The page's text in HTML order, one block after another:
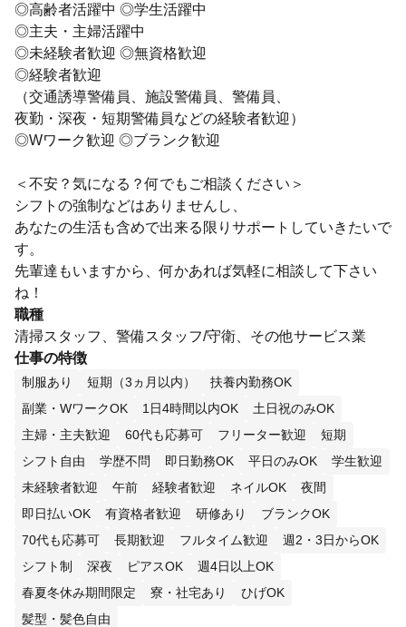
◎高齢者活躍中 ◎学生活躍中
◎主夫・主婦活躍中
◎未経験者歓迎 ◎無資格歓迎
◎経験者歓迎
（交通誘導警備員、施設警備員、警備員、
夜勤・深夜・短期警備員などの経験者歓迎）
◎Wワーク歓迎 ◎ブランク歓迎
＜不安？気になる？何でもご相談ください＞
シフトの強制などはありませんし、
あなたの生活も含めで出来る限りサポートしていきたいで
す。
先輩達もいますから、何かあれば気軽に相談して下さい
ね！
職種
清掃スタッフ、警備スタッフ/守衛、その他サービス業
仕事の特徴
制服あり 短期（3ヵ月以内）
扶養内勤務OK
副業・WワークOK
1日4時間以内OK
土日祝のみOK
主婦・主夫歓迎
60代も応募可 フリーター歓迎
短期
シフト自由
学歴不問 即日勤務OK 平日のみOK
学生歓迎
未経験者歓迎
午前 経験者歓迎 ネイルOK
夜間
即日払いOK
有資格者歓迎 研修あり
ブランクOK
70代も応募可
長期歓迎 フルタイム歓迎
週2・3日からOK
シフト制
深夜 ピアスOK
週4日以上OK
春夏冬休み期間限定
寮・社宅あり
ひげOK
髪型・髪色自由